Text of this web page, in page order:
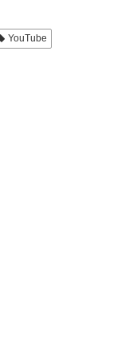
YouTube